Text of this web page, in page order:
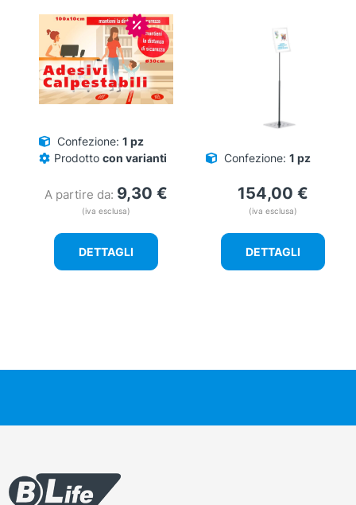
In offerta!
Confezione: 1 pz
Prodotto con varianti
A partire da: 9,30 €
(iva esclusa)
DETTAGLI
Confezione: 1 pz
154,00 €
(iva esclusa)
DETTAGLI